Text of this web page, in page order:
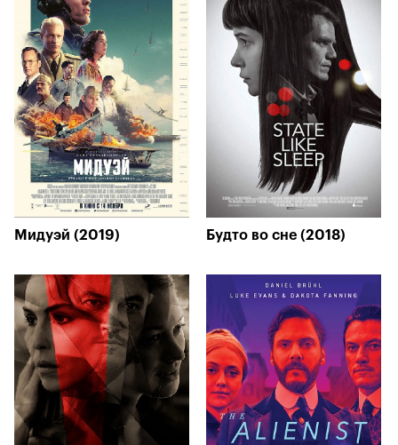
Мидуэй (2019) Будто во сне (2018)